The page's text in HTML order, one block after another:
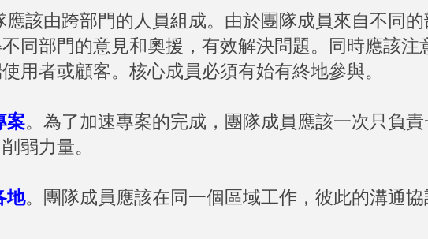
應該由跨部門的人員組成。由於團隊成員來自不同的
同部門的意見和奧援，有效解決問題。同時應該注
用者或顧客。核心成員必須有始有終地參與。
案。為了加速專案的完成，團隊成員應該一次只負
弱力量。
地。團隊成員應該在同一個區域工作，彼此的溝通